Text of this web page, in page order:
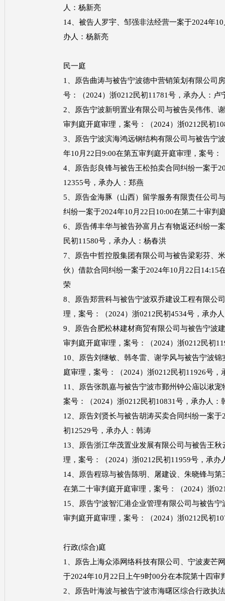
人：杨新亮
14、被告人罗宇、邹强非法经营一案于2024年
办人：杨新亮
民一庭
1、原告曲涛与被告宁波德中营销策划有限公司
号：（2024）浙0212民初11781号，承办人：卢
2、原告宁波新明置业有限公司与被告吴伟伟、
审判庭开庭审理，案号：（2024）浙0212民初
3、原告宁波滨海鸿远钢结构有限公司与被告宁
年10月22日9:00在第五审判庭开庭审理，案号
4、原告彭良锋与被告王松拍卖合同纠纷一案于
12355号，承办人：郑燕
5、原告金海豚（山西）留学服务有限责任公司
纠纷一案于2024年10月22日10:00在第二十审判
6、原告傅丰华与被告孙富月占有物返还纠纷一
民初11580号，承办人：杨春洪
7、原告中哲控股集团有限公司与被告梁彩芬、
伙）借款合同纠纷一案于2024年10月22日14:15
荣
8、原告郑营科与被告宁波双乔建设工程有限公
理，案号：（2024）浙0212民初4534号，承办
9、原告合肥松林建材商贸有限公司与被告宁波
审判庭开庭审理，案号：（2024）浙0212民初
10、原告刘继敏、韩冬雷、谢学风与被告宁波
庭审理，案号：（2024）浙0212民初11926号，
11、原告张凯嘉与被告宁波市鄞州钟公庙以湫
案号：（2024）浙0212民初10831号，承办人：
12、原告刘贤长与被告胡涛买卖合同纠纷一案
初12529号，承办人：韩涛
13、原告浙江华茂置业发展有限公司与被告王
理，案号：（2024）浙0212民初11959号，承办
14、原告程琼与被告陈明、屠建设、朱晓锋与
在第二十审判庭开庭审理，案号：（2024）浙
15、原告宁波智汇港企业管理有限公司与被告
审判庭开庭审理，案号：（2024）浙0212民初
行政(综合)庭
1、原告上海众添网络科技有限公司、宁波麦芒
于2024年10月22日上午9时00分在本院第十四
2、原告叶海波与被告宁波市海曙区综合行政执